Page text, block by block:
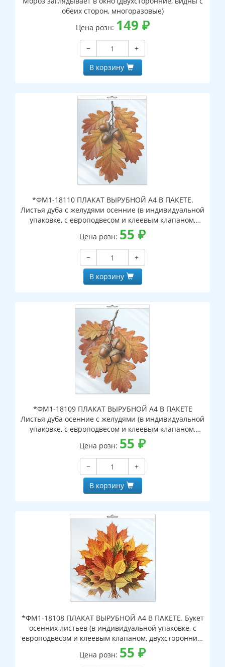
обеих сторон, многоразовые)
Цена розн: 149 ₽
−
+
В корзину
*ФМ1-18110 ПЛАКАТ ВЫРУБНОЙ А4 В ПАКЕТЕ.
Листья дуба с желудями осенние (в индивидуальной
упаковке, с европодвесом и клеевым клапаном,
двухсторонний, ВД-лак)
Цена розн: 55 ₽
−
+
В корзину
*ФМ1-18109 ПЛАКАТ ВЫРУБНОЙ А4 В ПАКЕТЕ
Листья дуба осенние с желудями (в индивидуальной
упаковке, с европодвесом и клеевым клапаном,
двухсторонний, ВД-лак)
Цена розн: 55 ₽
−
+
В корзину
*ФМ1-18108 ПЛАКАТ ВЫРУБНОЙ А4 В ПАКЕТЕ. Букет
осенних листьев (в индивидуальной упаковке, с
европодвесом и клеевым клапаном, двухсторонний,
ВД-лак)
Цена розн: 55 ₽